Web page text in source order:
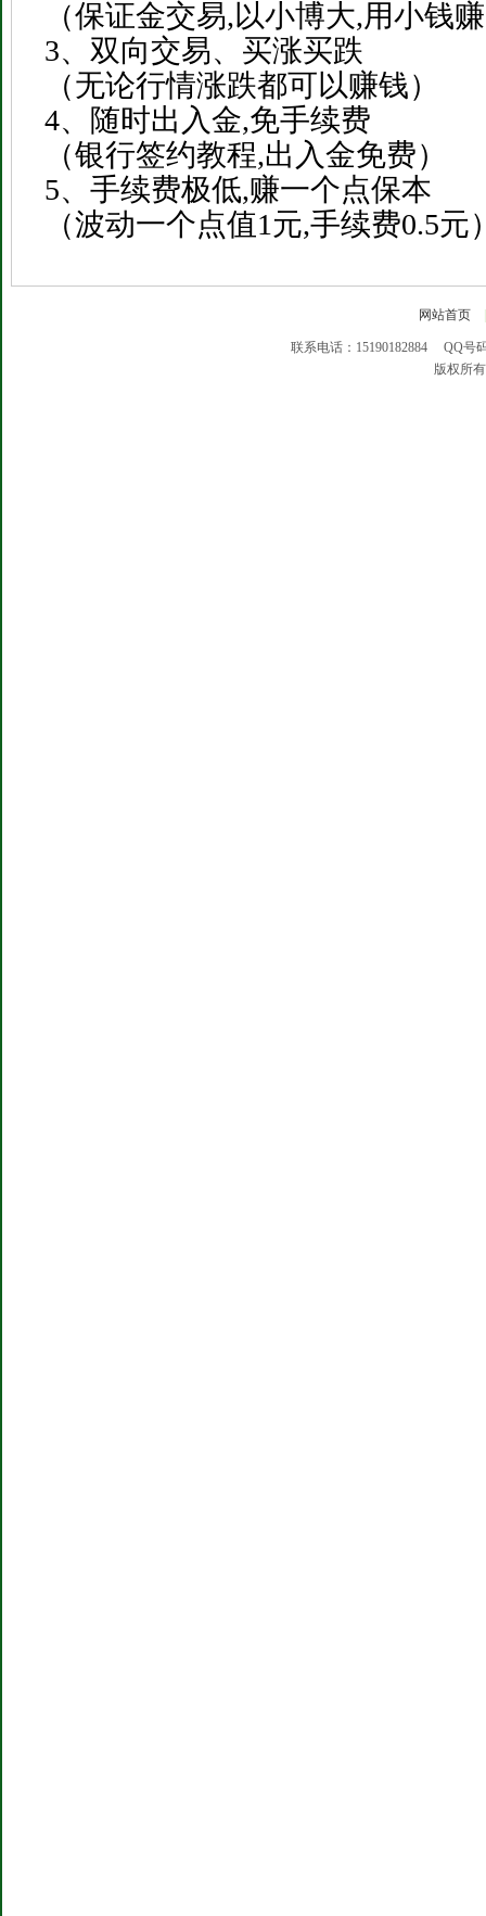
（保证金交易,以小博大,用小钱
3、双向交易、买涨买跌
（无论行情涨跌都可以赚钱）
4、随时出入金,免手续费
（银行签约教程,出入金免费）
5、手续费极低,赚一个点保本
（波动一个点值1元,手续费0.5元
网站首页
联系电话：15190182884 QQ号
版权所